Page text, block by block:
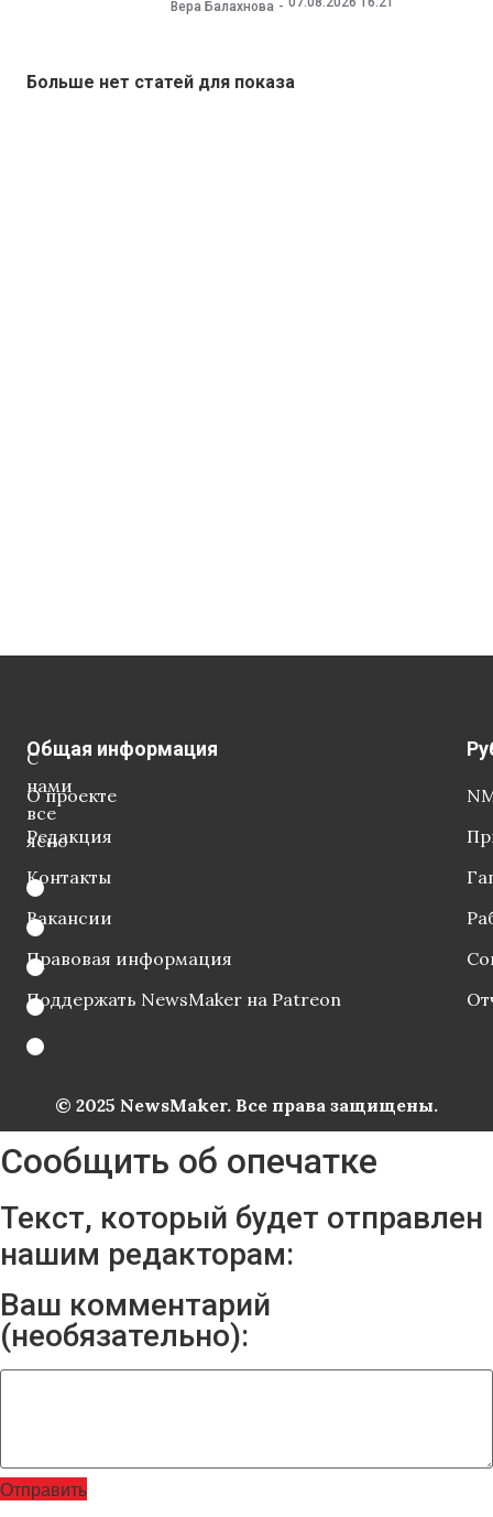
Вера Балахнова
Больше нет статей для показа
С
нами
все
ясно
Общая информация
О проекте
Редакция
Контакты
Вакансии
Правовая информация
Поддержать NewsMaker на Patreon
© 2025 NewsMaker. Все права защищены.
Сообщить об опечатке
Текст, который будет отправлен
нашим редакторам:
Ваш комментарий
(необязательно):
Отправить